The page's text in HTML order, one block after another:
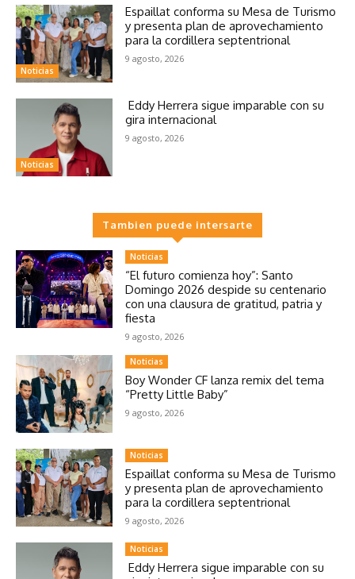
Noticias
Espaillat conforma su Mesa de Turismo
y presenta plan de aprovechamiento
para la cordillera septentrional
9 agosto, 2026
Noticias
Eddy Herrera sigue imparable con su
gira internacional
9 agosto, 2026
Tambien puede intersarte
Noticias
“El futuro comienza hoy”: Santo
Domingo 2026 despide su centenario
con una clausura de gratitud, patria y
fiesta
9 agosto, 2026
Noticias
Boy Wonder CF lanza remix del tema
“Pretty Little Baby”
9 agosto, 2026
Noticias
Espaillat conforma su Mesa de Turismo
y presenta plan de aprovechamiento
para la cordillera septentrional
9 agosto, 2026
Noticias
Eddy Herrera sigue imparable con su